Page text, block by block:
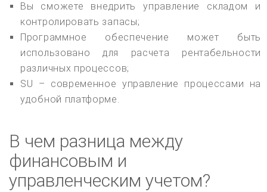
Вы сможете внедрить управление складом и
контролировать запасы;
Программное обеспечение может быть
использовано для расчета рентабельности
различных процессов;
SU – современное управление процессами на
удобной платформе.
В чем разница между
финансовым и
управленческим учетом?